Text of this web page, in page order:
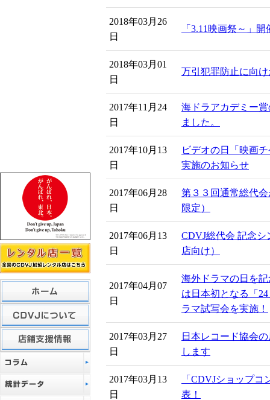
2018年03月26
日
「3.11映画祭～」
2018年03月01
日
万引犯罪防止に向
2017年11月24
日
海ドラアカデミー
ました。
2017年10月13
日
ビデオの日「映画
実施のお知らせ
2017年06月28
日
第３３回通常総代
限定）
2017年06月13
日
CDVJ総代会 記念
店向け）
2017年04月07
日
海外ドラマの日を
は日本初となる「
ラマ試写会を実施！
2017年03月27
日
日本レコード協会
します
2017年03月13
日
「CDVJショップコ
表！